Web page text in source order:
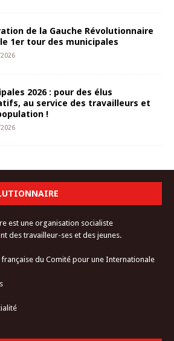
de la Gauche Révolutionnaire
1er tour des municipales
2026 : pour des élus
au service des travailleurs et
!
est une organisation socialiste
des travailleur-ses et des jeunes.
du Comité pour une Internationale